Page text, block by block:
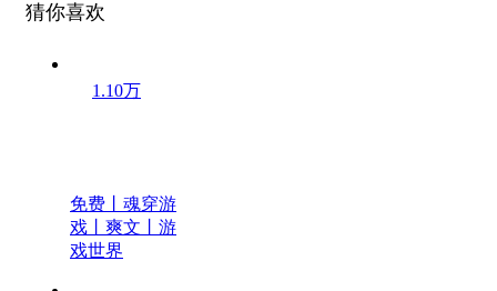
猜你喜欢
1.10万
免费丨魂穿游
戏丨爽文丨游
戏世界